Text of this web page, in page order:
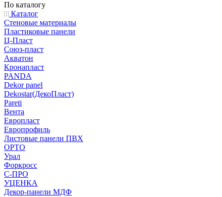
По каталогу
Каталог
Стеновые материалы
Пластиковые панели
Ц-Пласт
Союз-пласт
Акватон
Кронапласт
PANDA
Dekor panel
Dekostar(ДекоПласт)
Pareti
Вента
Европласт
Европрофиль
Листовые панели ПВХ
ОРТО
Урал
Форкросс
С-ПРО
УЦЕНКА
Декор-панели МДФ